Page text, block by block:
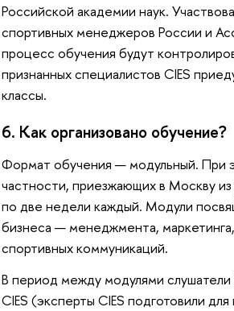
Российской академии наук.
спортивных менеджеров России и
процесс обучения будут
признанных специалистов CIES
классы.
6. Как организовано обучение?
Формат обучения — модульный. При
частности, приезжающих в Москву
по две недели каждый. Модули
бизнеса — менеджмента,
спортивных коммуникаций.
В период между модулями
CIES (эксперты CIES подготовили